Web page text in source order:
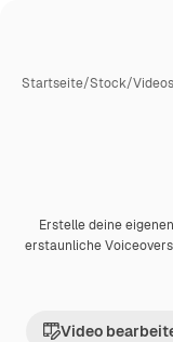
Startseite/Stock/Videos
Premium
Erstelle deine
erstaunliche
Video